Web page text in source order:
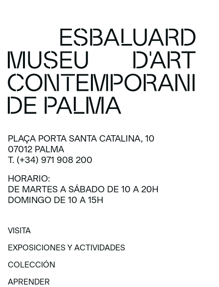
PLAÇA PORTA SANTA CATALINA, 10
07012 PALMA
T. (+34) 971 908 200
HORARIO:
DE MARTES A SÁBADO DE 10 A 20H
DOMINGO DE 10 A 15H
VISITA
EXPOSICIONES Y ACTIVIDADES
EXPOSICIONES Y ACTIVIDADES
COLECCIÓN
APRENDER